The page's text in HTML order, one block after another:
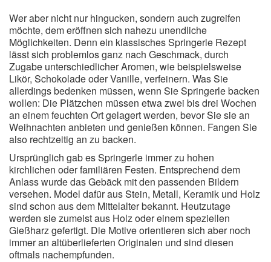
Wer aber nicht nur hingucken, sondern auch zugreifen
möchte, dem eröffnen sich nahezu unendliche
Möglichkeiten. Denn ein klassisches Springerle Rezept
lässt sich problemlos ganz nach Geschmack, durch
Zugabe unterschiedlicher Aromen, wie beispielsweise
Likör, Schokolade oder Vanille, verfeinern. Was Sie
allerdings bedenken müssen, wenn Sie Springerle backen
wollen: Die Plätzchen müssen etwa zwei bis drei Wochen
an einem feuchten Ort gelagert werden, bevor Sie sie an
Weihnachten anbieten und genießen können. Fangen Sie
also rechtzeitig an zu backen.
Ursprünglich gab es Springerle immer zu hohen
kirchlichen oder familiären Festen. Entsprechend dem
Anlass wurde das Gebäck mit den passenden Bildern
versehen. Model dafür aus Stein, Metall, Keramik und Holz
sind schon aus dem Mittelalter bekannt. Heutzutage
werden sie zumeist aus Holz oder einem speziellen
Gießharz gefertigt. Die Motive orientieren sich aber noch
immer an altüberlieferten Originalen und sind diesen
oftmals nachempfunden.